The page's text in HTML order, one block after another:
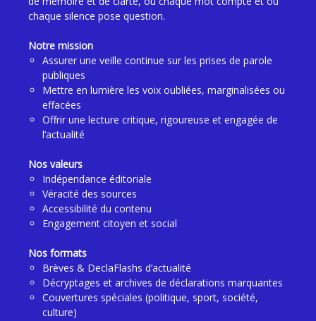
chaque silence pose question.
Notre mission
Assurer une veille continue sur les prises de parole
publiques
Mettre en lumière les voix oubliées, marginalisées ou
effacées
Offrir une lecture critique, rigoureuse et engagée de
l’actualité
Nos valeurs
Indépendance éditoriale
Véracité des sources
Accessibilité du contenu
Engagement citoyen et social
Nos formats
Brèves & DeclaFlashs d’actualité
Décryptages et archives de déclarations marquantes
Couvertures spéciales (politique, sport, société,
culture)